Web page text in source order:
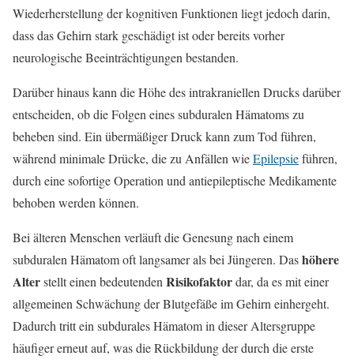
Wiederherstellung der kognitiven Funktionen liegt jedoch darin,
dass das Gehirn stark geschädigt ist oder bereits vorher
neurologische Beeinträchtigungen bestanden.
Darüber hinaus kann die Höhe des intrakraniellen Drucks darüber
entscheiden, ob die Folgen eines subduralen Hämatoms zu
beheben sind. Ein übermäßiger Druck kann zum Tod führen,
während minimale Drücke, die zu Anfällen wieEpilepsieführen,
durch eine sofortige Operation und antiepileptische Medikamente
behoben werden können.
Bei älteren Menschen verläuft die Genesung nach einem
subduralen Hämatom oft langsamer als bei Jüngeren. Dashöhere
Alterstellt einen bedeutenden Risikofaktordar, da es mit einer
allgemeinen Schwächung der Blutgefäße im Gehirn einhergeht.
Dadurch tritt ein subdurales Hämatom in dieser Altersgruppe
häufiger erneut auf, was die Rückbildung der durch die erste